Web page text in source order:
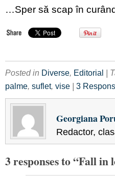
…Sper să scap în
Posted in Diverse, Editorial |
palme, suflet, vise | 3
Georgiana
Redactor,
3 responses to “Fall